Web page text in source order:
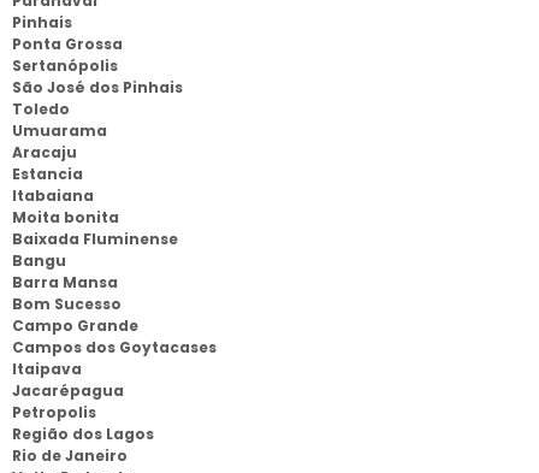
Pinhais
Ponta Grossa
Sertanópolis
São José dos Pinhais
Toledo
Umuarama
Aracaju
Estancia
Itabaiana
Moita bonita
Baixada Fluminense
Bangu
Barra Mansa
Bom Sucesso
Campo Grande
Campos dos Goytacases
Itaipava
Jacarépagua
Petropolis
Região dos Lagos
Rio de Janeiro